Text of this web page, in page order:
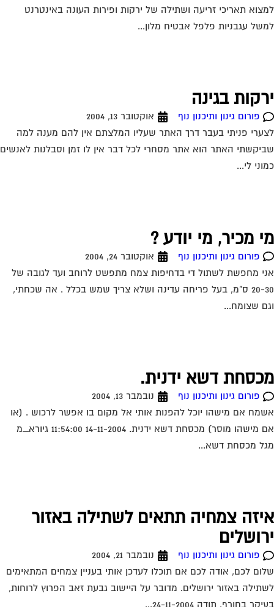
תאריכי זריעה ושתילה של ירקות ופירות העונה באינטרנט
עגבניות פלפל אבטיח מלון...
בגינה
פורום גינון ותיכנון נוף
אוקטובר 13, 2004
פניתי בעבר דרך האתר שעליו המלצתם אין להם מענה למה
האתר הוא אתר מסחרי לכל דבר אין לו זמן וסבלנות לאנשים
לי...
מכיר, מי יודע ?
פורום גינון ותיכנון נוף
אוקטובר 24, 2004
מחפשת לשתול די בדחיפות צמח מתפשט לרוחב ועד לגובה של
20-30 ס"מ, בעל פריחה עדינה ושלא צריך שמש בכלל . אה שכחתי,
שצומח...
דשא ידנית.
פורום גינון ותיכנון נוף
נובמבר 13, 2004
אם מישהו יוכל להפנות אותי אל מקום בו אפשר לרכוש . (או
אם מישהו מוסר) מכסחת דשא ידנית. 14-11-2004 11:54:00 גיורא_מ
מכסחת דשא...
צמחיה תתאים לשתילה באזור
פורום גינון ותיכנון נוף
נובמבר 21, 2004
לכם, אודה לכם אם תוכלו לעדכן אותי בעניין צמחים המתאימים
באזור ירושלים. מדובר על היישוב גבעת זאב הפרוץ לרוחות,